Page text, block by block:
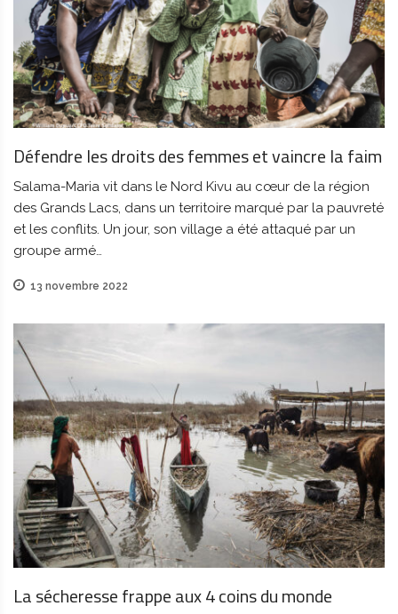
Défendre les droits des femmes et vaincre la faim
Salama-Maria vit dans le Nord Kivu au cœur de la région
des Grands Lacs, dans un territoire marqué par la pauvreté
et les conflits. Un jour, son village a été attaqué par un
groupe armé…
13 novembre 2022
La sécheresse frappe aux 4 coins du monde